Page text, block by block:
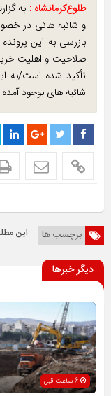
طلوع‌‌کرمانشاه : به
و شائبه هائی در
بازرسی به این
صلاحیت و اهلیت
تأکید شده است/به
شائبه های بوجود
برچسب ها این
دیگر خبرها
6 ساعت قبل